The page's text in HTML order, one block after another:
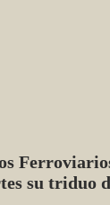
su triduo